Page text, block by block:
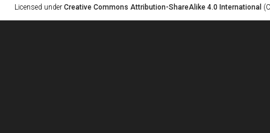
Licensed under Creative Commons Attribution-ShareAlike 4.0 International